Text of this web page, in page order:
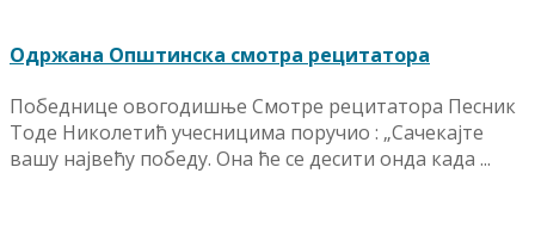
Одржана Општинска смотра рецитатора
Победнице овогодишње Смотре рецитатора Песник
Тоде Николетић учесницима поручио : „Сачекајте
вашу највећу победу. Она ће се десити онда када ...